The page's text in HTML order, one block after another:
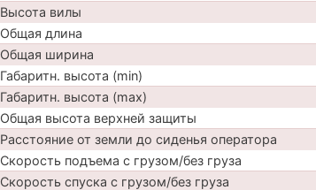
Высота вилы
Общая длина
Общая ширина
Габаритн. высота (min)
Габаритн. высота (max)
Общая высота верхней защиты
Расстояние от земли до сиденья оператора
Скорость подъема с грузом/без груза
Скорость спуска с грузом/без груза